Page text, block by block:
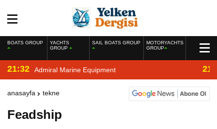
BOATS GROUP
YACHTS
GROUP
SAIL BOATS GROUP
MOTORYACHTS
GROUP
21:32 Admiral Marine Equipment
anasayfa tekne
Feadship